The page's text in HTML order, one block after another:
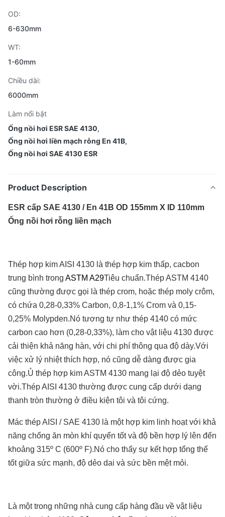
OD:
6-630mm
WT:
1-60mm
Chiều dài:
6000mm
Làm nổi bật
Ống nồi hơi ESR SAE 4130,
Ống nồi hơi liền mạch rỗng En 41B,
Ống nồi hơi SAE 4130 ESR
Product Description
ESR cấp SAE 4130 / En 41B OD 155mm X ID 110mm
Ống nồi hơi rỗng liền mạch
Thép hợp kim AISI 4130 là thép hợp kim thấp, cacbon
trung bình trong ASTM A29Tiêu chuẩn.Thép ASTM 4140
cũng thường được gọi là thép crom, hoặc thép moly crôm,
có chứa 0,28-0,33% Carbon, 0,8-1,1% Crom và 0,15-
0,25% Molypden.Nó tương tự như thép 4140 có mức
carbon cao hơn (0,28-0,33%), làm cho vật liệu 4130 được
cải thiện khả năng hàn, với chi phí thông qua độ dày.Với
việc xử lý nhiệt thích hợp, nó cũng dễ dàng được gia
công.Ủ thép hợp kim ASTM 4130 mang lại độ dẻo tuyệt
vời.Thép AISI 4130 thường được cung cấp dưới dạng
thanh tròn thường ở điều kiện tôi và tôi cứng.
Mác thép AISI / SAE 4130 là một hợp kim linh hoạt với khả
năng chống ăn mòn khí quyển tốt và độ bền hợp lý lên đến
khoảng 315º C (600º F).Nó cho thấy sự kết hợp tổng thể
tốt giữa sức mạnh, độ dẻo dai và sức bền mệt mỏi.
Là một trong những nhà cung cấp hàng đầu về vật liệu